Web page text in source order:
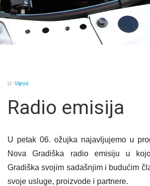
U: Vijesti
Radio emisija
U petak 06. ožujka najavljujemo u
Nova Gradiška radio emisiju u
Gradiška svojim sadašnjim i budućim
svoje usluge, proizvode i partnere.